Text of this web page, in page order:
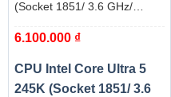
(Socket 1851/ 3.6 GHz/
Threads/ Cache 24MB) – Box
6.100.000 ₫
CPU Intel Core Ultra 5
245K (Socket 1851/ 3.6